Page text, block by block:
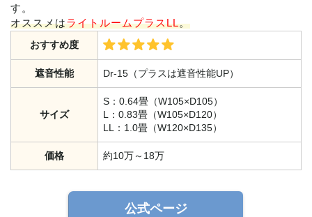
す。
オススメはライトルームプラスLL。
おすすめ度
遮音性能 Dr-15（プラスは遮音性能UP）
サイズ
S：0.64畳（W105×D105）
L：0.83畳（W105×D120）
LL：1.0畳（W120×D135）
価格 約10万～18万
公式ページ